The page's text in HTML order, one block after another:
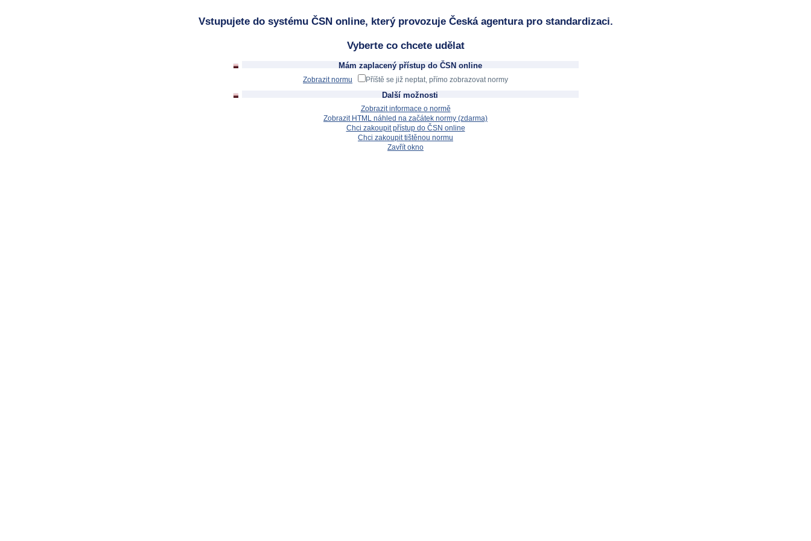
Vstupujete do systému ČSN online, který provozuje Česká agentura pro standardizaci.
Vyberte co chcete udělat
Mám zaplacený přístup do ČSN online
Zobrazit normu Příště se již neptat, přímo zobrazovat normy
Další možnosti
Zobrazit informace o normě
Zobrazit HTML náhled na začátek normy (zdarma)
Chci zakoupit přístup do ČSN online
Chci zakoupit tištěnou normu
Zavřít okno